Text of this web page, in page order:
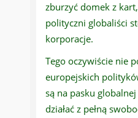
zburzyć domek z
polityczni globaliści
korporacje.
Tego oczywiście nie
europejskich
są na pasku
działać z pełną